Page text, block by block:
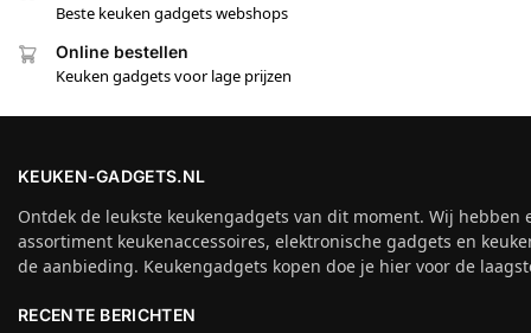
Beste keuken gadgets webshops
Online bestellen
Keuken gadgets voor lage prijzen
KEUKEN-GADGETS.NL
Ontdek de leukste keukengadgets van dit moment. Wij hebben
assortiment keukenaccessoires, elektronische gadgets en
de aanbieding. Keukengadgets kopen doe je hier voor de
RECENTE BERICHTEN